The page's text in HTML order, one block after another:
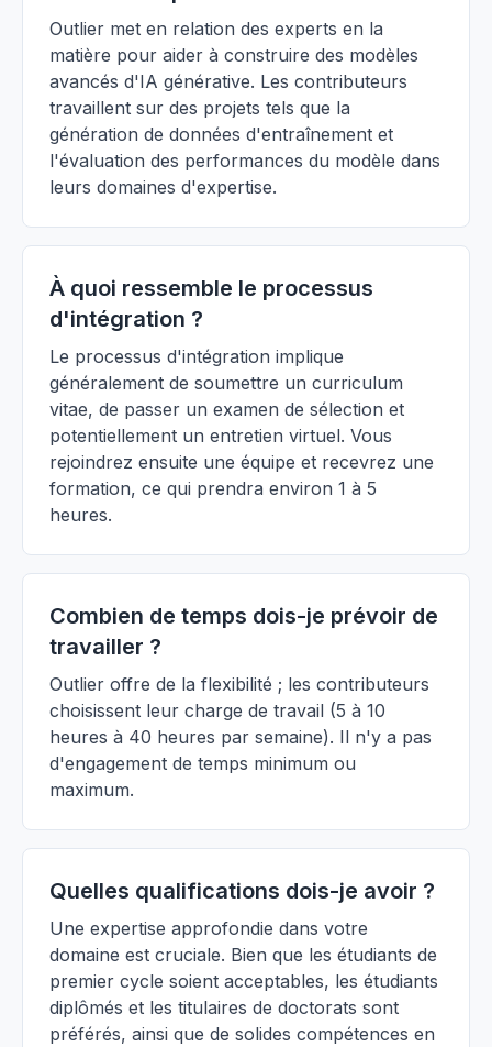
Outlier met en relation des experts en la
matière pour aider à construire des modèles
avancés d'IA générative. Les contributeurs
travaillent sur des projets tels que la
génération de données d'entraînement et
l'évaluation des performances du modèle dans
leurs domaines d'expertise.
À quoi ressemble le processus
d'intégration ?
Le processus d'intégration implique
généralement de soumettre un curriculum
vitae, de passer un examen de sélection et
potentiellement un entretien virtuel. Vous
rejoindrez ensuite une équipe et recevrez une
formation, ce qui prendra environ 1 à 5
heures.
Combien de temps dois-je prévoir de
travailler ?
Outlier offre de la flexibilité ; les contributeurs
choisissent leur charge de travail (5 à 10
heures à 40 heures par semaine). Il n'y a pas
d'engagement de temps minimum ou
maximum.
Quelles qualifications dois-je avoir ?
Une expertise approfondie dans votre
domaine est cruciale. Bien que les étudiants de
premier cycle soient acceptables, les étudiants
diplômés et les titulaires de doctorats sont
préférés, ainsi que de solides compétences en